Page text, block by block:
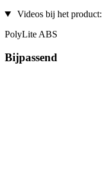
Videos bij het product:
PolyLite ABS
Bijpassend